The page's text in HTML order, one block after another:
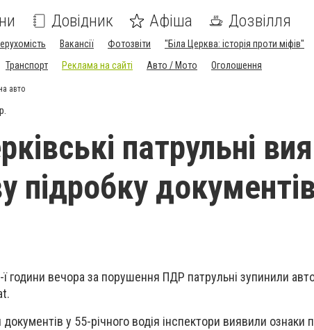
Довідник Афіша Дозвілля
Вакансії Фотозвіти "Біла Церква: історія проти міфів"
Транспорт Реклама на сайті Авто / Мото Оголошення
авто
патрульні
підробку
години вечора за порушення ПДР патрульні зупинили
документів у 55-річного водія інспектори виявили ознаки